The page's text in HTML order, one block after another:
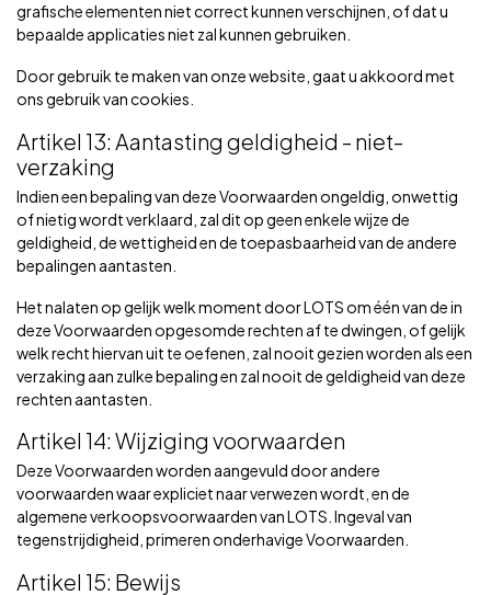
grafische elementen niet correct kunnen verschijnen, of dat u
bepaalde applicaties niet zal kunnen gebruiken.
Door gebruik te maken van onze website, gaat u akkoord met
ons gebruik van cookies.
Artikel 13: Aantasting geldigheid - niet-
verzaking
Indien een bepaling van deze Voorwaarden ongeldig, onwettig
of nietig wordt verklaard, zal dit op geen enkele wijze de
geldigheid, de wettigheid en de toepasbaarheid van de andere
bepalingen aantasten.
Het nalaten op gelijk welk moment door LOTS om één van de in
deze Voorwaarden opgesomde rechten af te dwingen, of gelijk
welk recht hiervan uit te oefenen, zal nooit gezien worden als een
verzaking aan zulke bepaling en zal nooit de geldigheid van deze
rechten aantasten.
Artikel 14: Wijziging voorwaarden
Deze Voorwaarden worden aangevuld door andere
voorwaarden waar expliciet naar verwezen wordt, en de
algemene verkoopsvoorwaarden van LOTS. Ingeval van
tegenstrijdigheid, primeren onderhavige Voorwaarden.
Artikel 15: Bewijs